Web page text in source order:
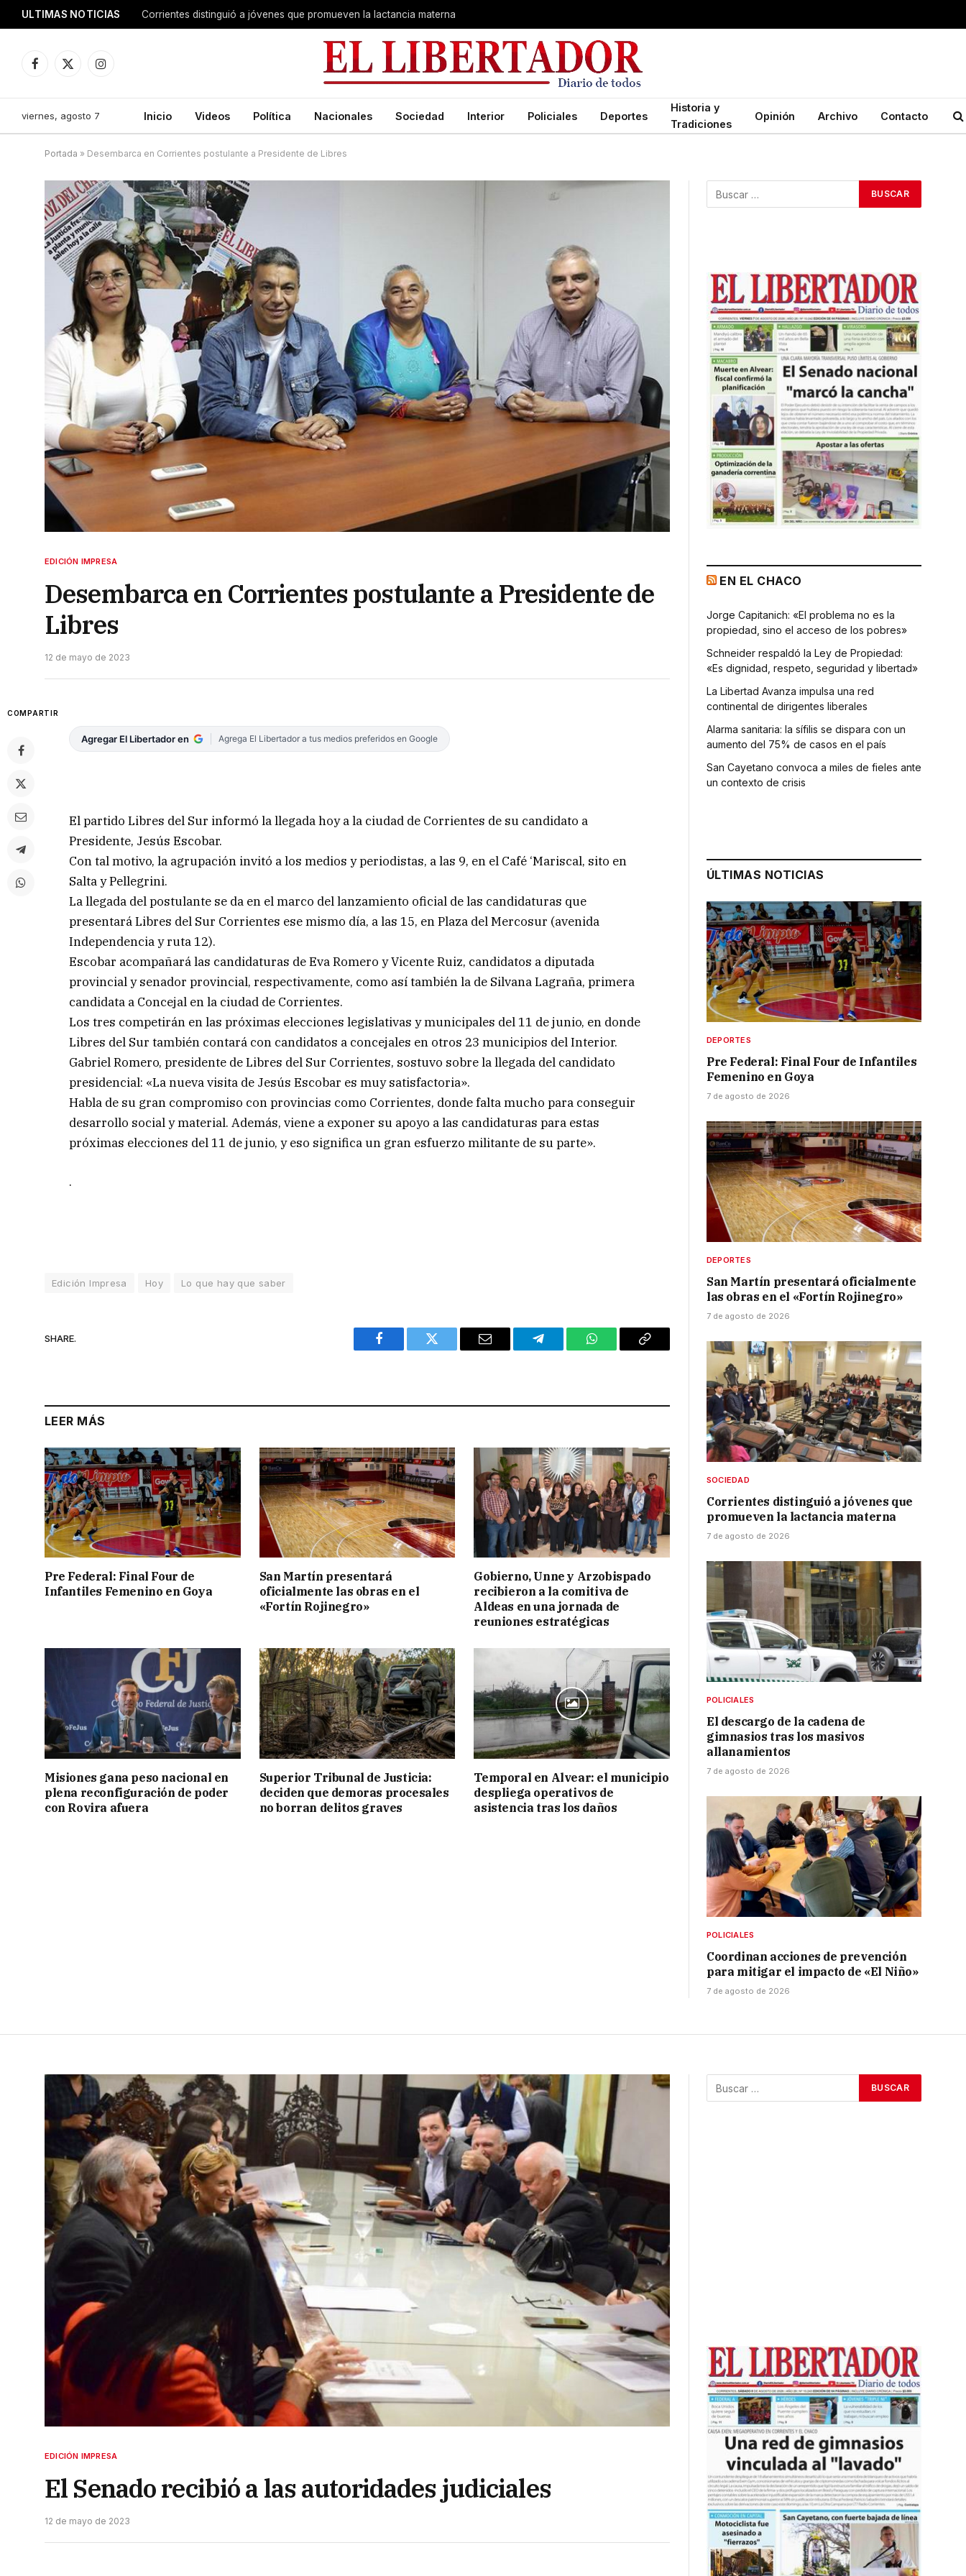
ULTIMAS NOTICIAS Corrientes distinguió a jóvenes que promueven la lactancia materna
Facebook
X
Instagram
viernes, agosto 7 Inicio Videos Política Nacionales Sociedad Interior Policiales Deportes
Historia y
Tradiciones
Opinión Archivo Contacto
Portada » Desembarca en Corrientes postulante a Presidente de Libres
EDICIÓN IMPRESA
Desembarca en Corrientes postulante a Presidente de
Libres
12 de mayo de 2023
COMPARTIR
Agregar El Libertador en Agrega El Libertador a tus medios preferidos en Google
El partido Libres del Sur informó la llegada hoy a la ciudad de Corrientes de su candidato a
Presidente, Jesús Escobar.
Con tal motivo, la agrupación invitó a los medios y periodistas, a las 9, en el Café ‘Mariscal, sito en
Salta y Pellegrini.
La llegada del postulante se da en el marco del lanzamiento oficial de las candidaturas que
presentará Libres del Sur Corrientes ese mismo día, a las 15, en Plaza del Mercosur (avenida
Independencia y ruta 12).
Escobar acompañará las candidaturas de Eva Romero y Vicente Ruiz, candidatos a diputada
provincial y senador provincial, respectivamente, como así también la de Silvana Lagraña, primera
candidata a Concejal en la ciudad de Corrientes.
Los tres competirán en las próximas elecciones legislativas y municipales del 11 de junio, en donde
Libres del Sur también contará con candidatos a concejales en otros 23 municipios del Interior.
Gabriel Romero, presidente de Libres del Sur Corrientes, sostuvo sobre la llegada del candidato
presidencial: «La nueva visita de Jesús Escobar es muy satisfactoria».
Habla de su gran compromiso con provincias como Corrientes, donde falta mucho para conseguir
desarrollo social y material. Además, viene a exponer su apoyo a las candidaturas para estas
próximas elecciones del 11 de junio, y eso significa un gran esfuerzo militante de su parte».
.
Edición Impresa Hoy Lo que hay que saber
SHARE.
Facebook Twitter Email Telegram WhatsAppCopy
LEER MÁS
Pre Federal: Final Four de
Infantiles Femenino en Goya
San Martín presentará
oficialmente las obras en el
«Fortín Rojinegro»
Gobierno, Unne y Arzobispado
recibieron a la comitiva de
Aldeas en una jornada de
reuniones estratégicas
Misiones gana peso nacional en
plena reconfiguración de poder
con Rovira afuera
Superior Tribunal de Justicia:
deciden que demoras procesales
no borran delitos graves
Temporal en Alvear: el municipio
despliega operativos de
asistencia tras los daños
EN EL CHACO
Jorge Capitanich: «El problema no es la
propiedad, sino el acceso de los pobres»
Schneider respaldó la Ley de Propiedad:
«Es dignidad, respeto, seguridad y libertad»
La Libertad Avanza impulsa una red
continental de dirigentes liberales
Alarma sanitaria: la sífilis se dispara con un
aumento del 75% de casos en el país
San Cayetano convoca a miles de fieles ante
un contexto de crisis
ÚLTIMAS NOTICIAS
DEPORTES
Pre Federal: Final Four de Infantiles
Femenino en Goya
7 de agosto de 2026
DEPORTES
San Martín presentará oficialmente
las obras en el «Fortín Rojinegro»
7 de agosto de 2026
SOCIEDAD
Corrientes distinguió a jóvenes que
promueven la lactancia materna
7 de agosto de 2026
POLICIALES
El descargo de la cadena de
gimnasios tras los masivos
allanamientos
7 de agosto de 2026
POLICIALES
Coordinan acciones de prevención
para mitigar el impacto de «El Niño»
7 de agosto de 2026
EDICIÓN IMPRESA
El Senado recibió a las autoridades judiciales
12 de mayo de 2023